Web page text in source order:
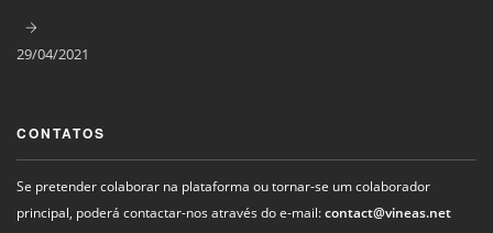
29/04/2021
CONTATOS
Se pretender colaborar na plataforma ou tornar-se um colaborador
principal, poderá contactar-nos através do e-mail:contact@vineas.net